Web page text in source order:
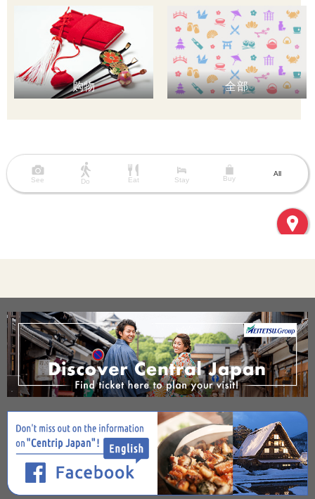
购物 全部
See Do Eat Stay Buy
All